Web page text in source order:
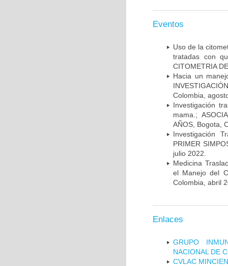
Eventos
Uso de la
tratadas con
CITOMETRIA
Hacia un
Colombia,
Investigación
mama.;
AÑOS, Bogota,
Investigación
PRIMER
julio 2022.
Medicina
el Manejo del
Colombia, abril
Enlaces
GRUPO
NACIONAL DE
CVLAC